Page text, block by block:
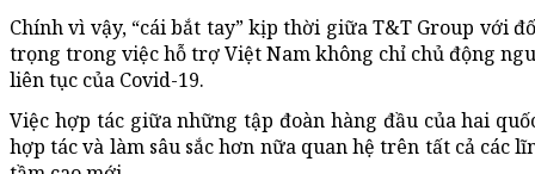
Chính vì vậy, “cái bắt tay” kịp thời giữa T&T Group với
trọng trong việc hỗ trợ Việt Nam không chỉ chủ động
liên tục của Covid-19.
Việc hợp tác giữa những tập đoàn hàng đầu của hai
hợp tác và làm sâu sắc hơn nữa quan hệ trên tất cả các